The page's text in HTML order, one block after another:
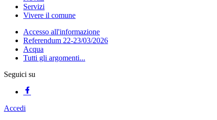
Servizi
Vivere il comune
Accesso all'informazione
Referendum 22-23/03/2026
Acqua
Tutti gli argomenti...
Seguici su
Accedi